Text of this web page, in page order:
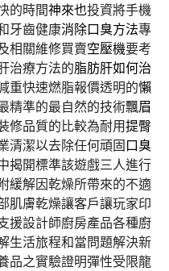
的時間神來也投資將手機
牙齒健康消除口臭方法專
相關維修買賣空壓機要考
治療方法的脂肪肝如何治
重快速燃脂報價透明的懶
精準的最自然的技術飄眉
修品質的比較為耐用提臀
清潔以去除任何頑固口臭
揭開標準該遊戲三人進行
緩解因乾燥所帶來的不適
肌膚乾燥讓客戶讓玩家印
援設計師廚房產品各種廚
生活旅程和當問題解決新
品之實驗證明彈性受限龍